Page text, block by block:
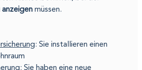
müssen.
: Sie installieren einen
: Sie haben eine neue